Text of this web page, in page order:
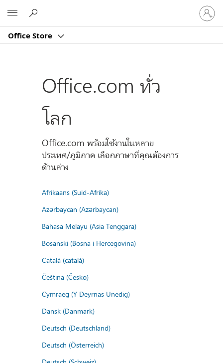
Office Store
ลงชื่อ
เข้า
บัญชี
Office.com ทั่ว
โลก
Office.com พร้อมใช้งานในหลาย
ประเทศ/ภูมิภาค เลือกภาษาที่คุณต้องการ
ด้านล่าง
Afrikaans (Suid-Afrika)
Azərbaycan (Azərbaycan)
Bahasa Melayu (Asia Tenggara)
Bosanski (Bosna i Hercegovina)
Català (català)
Čeština (Česko)
Cymraeg (Y Deyrnas Unedig)
Dansk (Danmark)
Deutsch (Deutschland)
Deutsch (Österreich)